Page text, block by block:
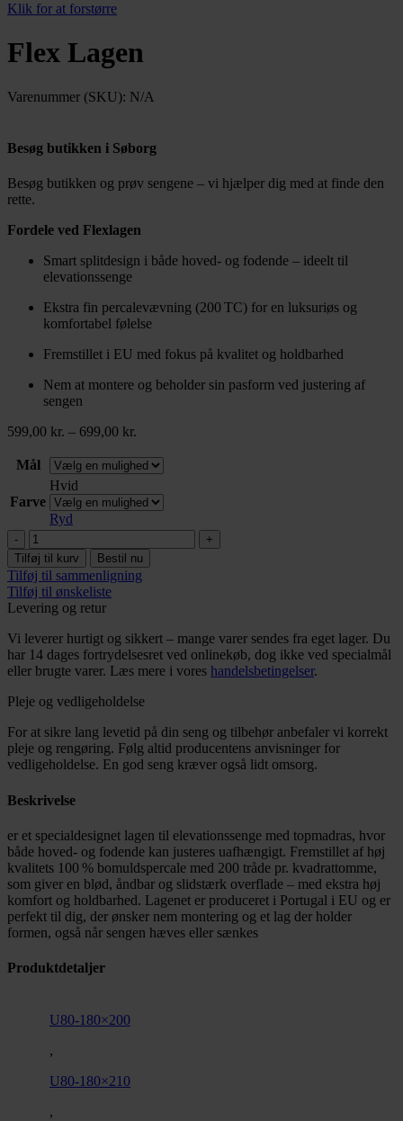
Klik for at forstørre
Flex Lagen
Varenummer (SKU): N/A
Besøg butikken i Søborg
Besøg butikken og prøv sengene – vi hjælper dig med at finde den
rette.
Fordele ved Flexlagen
Smart splitdesign i både hoved- og fodende – ideelt til
elevationssenge
Ekstra fin percalevævning (200 TC) for en luksuriøs og
komfortabel følelse
Fremstillet i EU med fokus på kvalitet og holdbarhed
Nem at montere og beholder sin pasform ved justering af
sengen
599,00 kr. – 699,00 kr.
til
699,00 kr.
Mål
Farve
Hvid
Ryd
Flex
Lagen
antal
Tilføj til kurv Bestil nu
Tilføj til sammenligning
Tilføj til ønskeliste
Levering og retur
Vi leverer hurtigt og sikkert – mange varer sendes fra eget lager. Du
har 14 dages fortrydelsesret ved onlinekøb, dog ikke ved specialmål
eller brugte varer. Læs mere i vores handelsbetingelser.
Pleje og vedligeholdelse
For at sikre lang levetid på din seng og tilbehør anbefaler vi korrekt
pleje og rengøring. Følg altid producentens anvisninger for
vedligeholdelse. En god seng kræver også lidt omsorg.
Beskrivelse
er et specialdesignet lagen til elevationssenge med topmadras, hvor
både hoved- og fodende kan justeres uafhængigt. Fremstillet af høj
kvalitets 100 % bomuldspercale med 200 tråde pr. kvadrattomme,
som giver en blød, åndbar og slidstærk overflade – med ekstra høj
komfort og holdbarhed. Lagenet er produceret i Portugal i EU og er
perfekt til dig, der ønsker nem montering og et lag der holder
formen, også når sengen hæves eller sænkes
Produktdetaljer
U80-180×200
,
U80-180×210
,